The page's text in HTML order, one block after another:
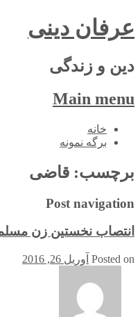
عرفان دینی
دین و زندگی
Main menu
Skip
خانه
برگه نمونه
برچسب: قاضی
Post navigation
انتصاب نخستین زن
Posted on آوریل 26, 2016